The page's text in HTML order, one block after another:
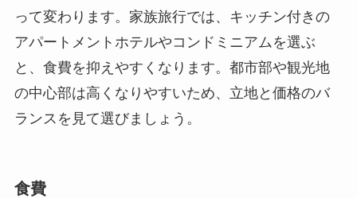
って変わります。家族旅行では、キッチン付きの
アパートメントホテルやコンドミニアムを選ぶ
と、食費を抑えやすくなります。都市部や観光地
の中心部は高くなりやすいため、立地と価格のバ
ランスを見て選びましょう。
食費